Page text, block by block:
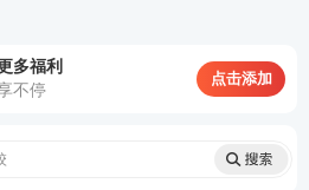
格证真题视频课程学习
多福利
不停
点击添加